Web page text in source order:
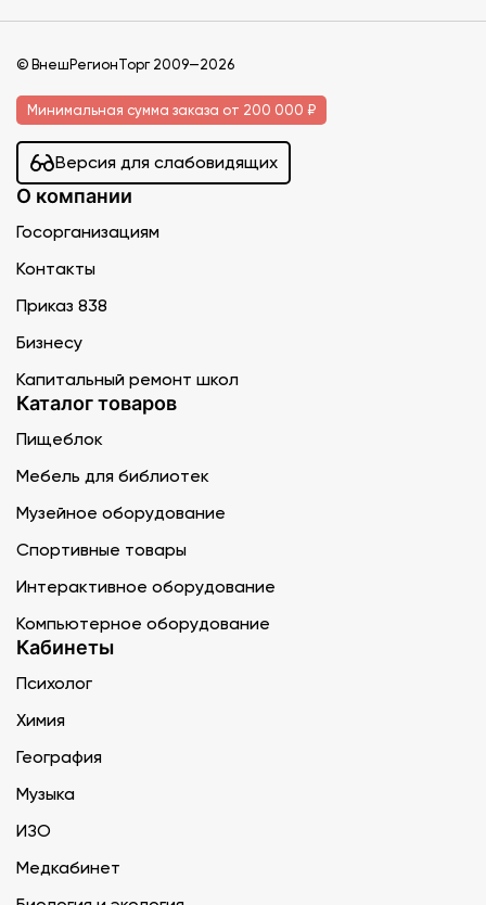
© ВнешРегионТорг 2009—2026
Минимальная сумма заказа от 200 000 ₽
Версия для слабовидящих
О компании
Госорганизациям
Контакты
Приказ 838
Бизнесу
Капитальный ремонт школ
Каталог товаров
Пищеблок
Мебель для библиотек
Музейное оборудование
Спортивные товары
Интерактивное оборудование
Компьютерное оборудование
Кабинеты
Психолог
Химия
География
Музыка
ИЗО
Медкабинет